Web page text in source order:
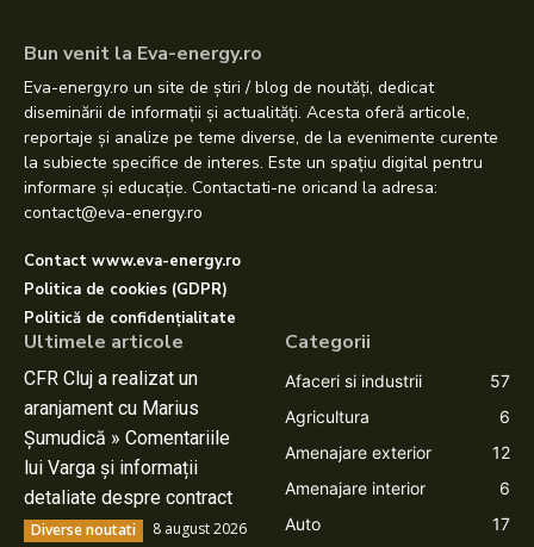
Bun venit la Eva-energy.ro
Eva-energy.ro un site de știri / blog de noutăți, dedicat
diseminării de informații și actualități. Acesta oferă articole,
reportaje și analize pe teme diverse, de la evenimente curente
la subiecte specifice de interes. Este un spațiu digital pentru
informare și educație. Contactati-ne oricand la adresa:
contact@eva-energy.ro
Contact www.eva-energy.ro
Politica de cookies (GDPR)
Politică de confidențialitate
Ultimele articole
CFR Cluj a realizat un
aranjament cu Marius
Șumudică » Comentariile
lui Varga și informații
detaliate despre contract
Diverse noutati 8 august 2026
Categorii
Afaceri si industrii
57
Agricultura
6
Amenajare exterior
12
Amenajare interior
6
Auto
17